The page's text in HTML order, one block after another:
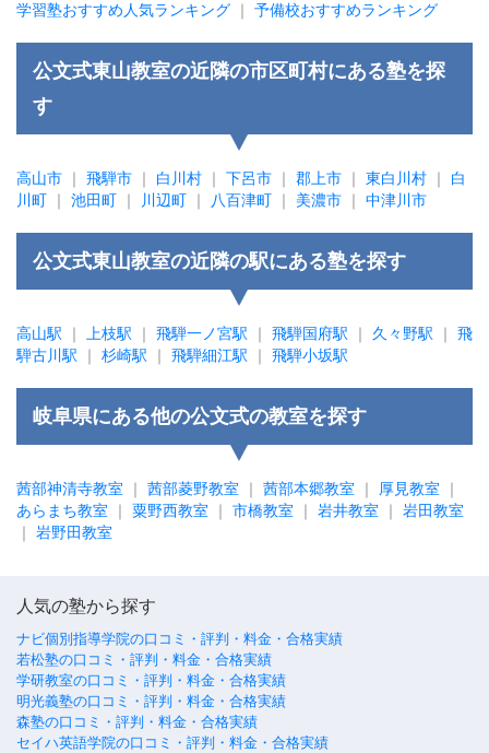
学習塾おすすめ人気ランキング ｜ 予備校おすすめランキング
公文式東山教室の近隣の市区町村にある塾を探
す
高山市 ｜ 飛騨市 ｜ 白川村 ｜ 下呂市 ｜ 郡上市 ｜ 東白川村 ｜ 白
川町 ｜ 池田町 ｜ 川辺町 ｜ 八百津町 ｜ 美濃市 ｜ 中津川市
公文式東山教室の近隣の駅にある塾を探す
高山駅 ｜ 上枝駅 ｜ 飛騨一ノ宮駅 ｜ 飛騨国府駅 ｜ 久々野駅 ｜ 飛
騨古川駅 ｜ 杉崎駅 ｜ 飛騨細江駅 ｜ 飛騨小坂駅
岐阜県にある他の公文式の教室を探す
茜部神清寺教室 ｜ 茜部菱野教室 ｜ 茜部本郷教室 ｜ 厚見教室 ｜
あらまち教室 ｜ 粟野西教室 ｜ 市橋教室 ｜ 岩井教室 ｜ 岩田教室
｜ 岩野田教室
人気の塾から探す
ナビ個別指導学院の口コミ・評判・料金・合格実績
若松塾の口コミ・評判・料金・合格実績
学研教室の口コミ・評判・料金・合格実績
明光義塾の口コミ・評判・料金・合格実績
森塾の口コミ・評判・料金・合格実績
セイハ英語学院の口コミ・評判・料金・合格実績